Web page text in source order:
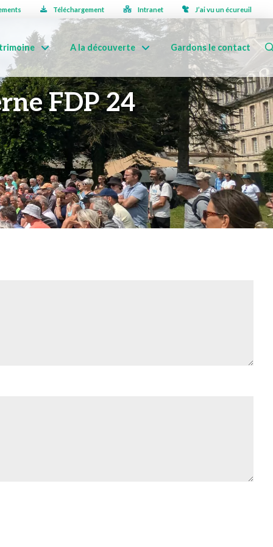
Téléchargement Intranet J’ai vu un écureuil
A la découverte Gardons le contact
FDP 24